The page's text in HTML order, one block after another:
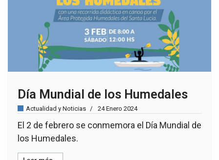
Día Mundial de los Humedales
Actualidad y Noticias 24 Enero 2024
El 2 de febrero se conmemora el Día Mundial de
los Humedales.